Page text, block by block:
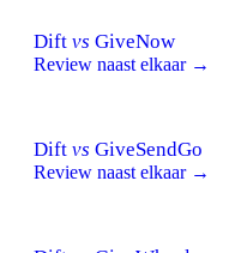
Dift vs GiveNow
Review naast elkaar →
Dift vs GiveSendGo
Review naast elkaar →